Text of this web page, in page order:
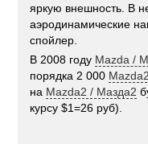
яркую внешность. В
аэродинамические
спойлер.
В 2008 году Mazda /
порядка 2 000
на Mazda2 / Мазда2
курсу $1=26 руб).